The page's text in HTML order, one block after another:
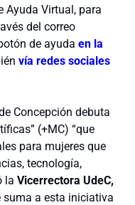
Ayuda Virtual, para
del correo
de ayuda en la
vía redes sociales
Concepción debuta
(+MC) “que
para mujeres que
tecnología,
la Vicerrectora UdeC,
suma a esta iniciativa